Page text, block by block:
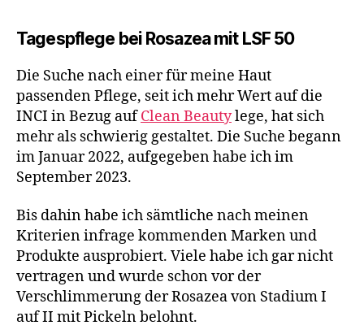
Tagespflege bei Rosazea mit LSF 50
Die Suche nach einer für meine Haut
passenden Pflege, seit ich mehr Wert auf die
INCI in Bezug aufClean Beautylege, hat sich
mehr als schwierig gestaltet. Die Suche begann
im Januar 2022, aufgegeben habe ich im
September 2023.
Bis dahin habe ich sämtliche nach meinen
Kriterien infrage kommenden Marken und
Produkte ausprobiert. Viele habe ich gar nicht
vertragen und wurde schon vor der
Verschlimmerung der Rosazea von Stadium I
auf II mit Pickeln belohnt.